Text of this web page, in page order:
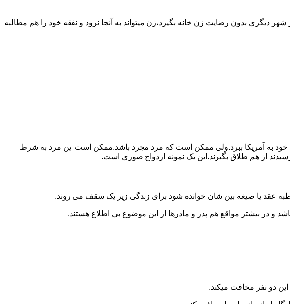
دیگری بدون رضایت زن خانه بگیرد،زن میتواند به آنجا نرود و نفقه خود را هم مطالبه
با خود به آمریکا ببرد.ولی ممکن است که مرد مجرد باشد.ممکن است این مرد به شرط
رسیدند از هم طلاق بگیرند.این یک نمونه ازدواج صوری است.
عقد یا صیغه بین شان خوانده شود برای زندگی زیر یک سقف می روند.
و در بیشتر مواقع هم پدر و مادرها از این موضوع بی اطلاع هستند.
دو نفر مخافت میکند.